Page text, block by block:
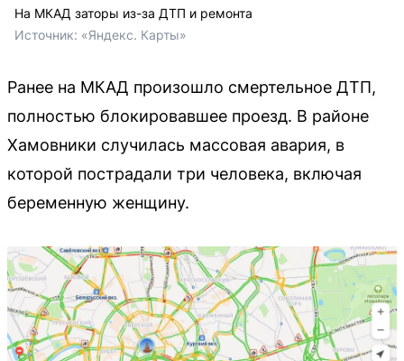
На МКАД заторы из-за ДТП и ремонта
Источник: «Яндекс. Карты»
Ранее на МКАД произошло смертельное ДТП,
полностью блокировавшее проезд. В районе
Хамовники случилась массовая авария, в
которой пострадали три человека, включая
беременную женщину.